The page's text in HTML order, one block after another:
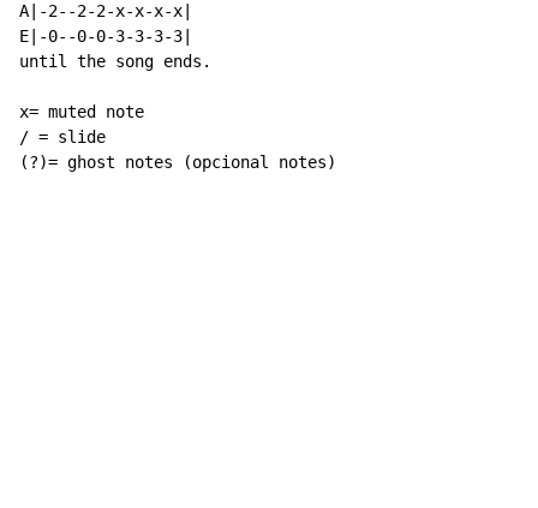
A|-2--2-2-x-x-x-x|
E|-0--0-0-3-3-3-3|
until the song ends.
x= muted note
/ = slide
(?)= ghost notes (opcional notes)